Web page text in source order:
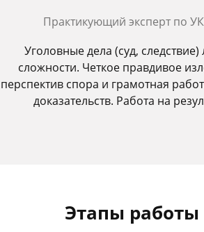
Практикующий эксперт по
Уголовные дела (суд,
сложности. Четкое правдивое
перспектив спора и грамотная
доказательств. Работа на
Этапы работы